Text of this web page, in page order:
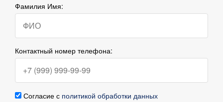
Фамилия Имя:
Контактный номер телефона:
Согласие с политикой обработки данных